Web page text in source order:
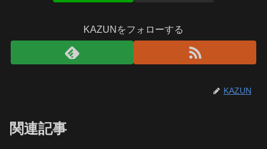
KAZUNをフォローする
KAZUN
関連記事